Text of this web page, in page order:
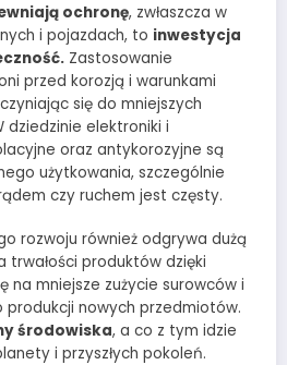
ochronę, zwłaszcza w
i pojazdach, to inwestycja
Zastosowanie
przed korozją i warunkami
się do mniejszych
dziedzinie elektroniki i
oraz antykorozyjne są
użytkowania, szczególnie
czy ruchem jest częsty.
rozwoju również odgrywa dużą
trwałości produktów dzięki
na mniejsze zużycie surowców i
nowych przedmiotów.
środowiska, a co z tym idzie
i przyszłych pokoleń.